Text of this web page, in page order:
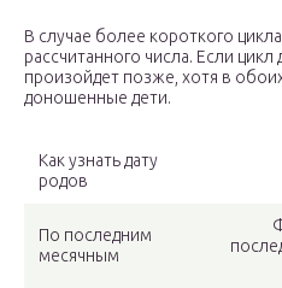
В случае более короткого
рассчитанного числа. Если
произойдет позже, хотя в
доношенные дети.
Как узнать дату
родов
По последним
месячным